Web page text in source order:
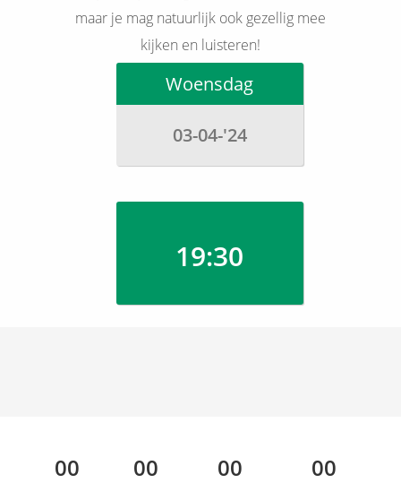
maar je mag natuurlijk ook gezellig mee
kijken en luisteren!
Woensdag
03-04-'24
19:30
00 00 00 00